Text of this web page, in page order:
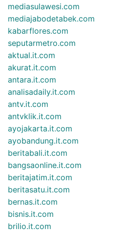
mediasulawesi.com
mediajabodetabek.com
kabarflores.com
seputarmetro.com
aktual.it.com
akurat.it.com
antara.it.com
analisadaily.it.com
antv.it.com
antvklik.it.com
ayojakarta.it.com
ayobandung.it.com
beritabali.it.com
bangsaonline.it.com
beritajatim.it.com
beritasatu.it.com
bernas.it.com
bisnis.it.com
brilio.it.com